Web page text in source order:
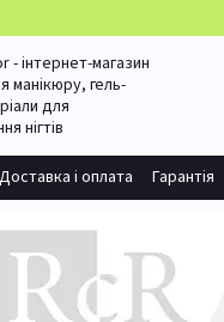
Доставка і оплата Гарантія